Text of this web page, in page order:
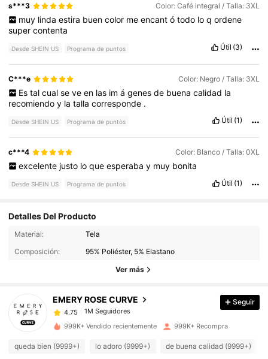
s***3 Color: Café integral / Talla: 3XL
muy linda estira buen color me encant ó todo lo q ordene
supercontenta
Desde SHEIN US Programa de puntos Útil (3)
C***e Color: Negro / Talla: 3XL
Es tal cual se ve en las im á genes de buena calidad la
recomiendoy latallacorresponde .
Desde SHEIN US Programa de puntos Útil (1)
c***4 Color: Blanco / Talla: 0XL
excelente justo lo que esperaba y muy bonita
Desde SHEIN US Programa de puntos Útil (1)
Detalles Del Producto
Material:
Tela
Composición:
95% Poliéster, 5% Elastano
Ver más
EMERY ROSE CURVE
1M Seguidores
4.75
1M Seguidores
r***9
pagóHace 2 horas
Seguir
999K+ Vendido recientemente 999K+ Recompra
queda bien (9999+) lo adoro (9999+) de buena calidad (9999+)